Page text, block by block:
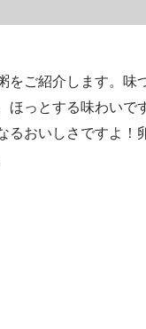
をご紹介します。味
ほっとする味わいで
るおいしさですよ！